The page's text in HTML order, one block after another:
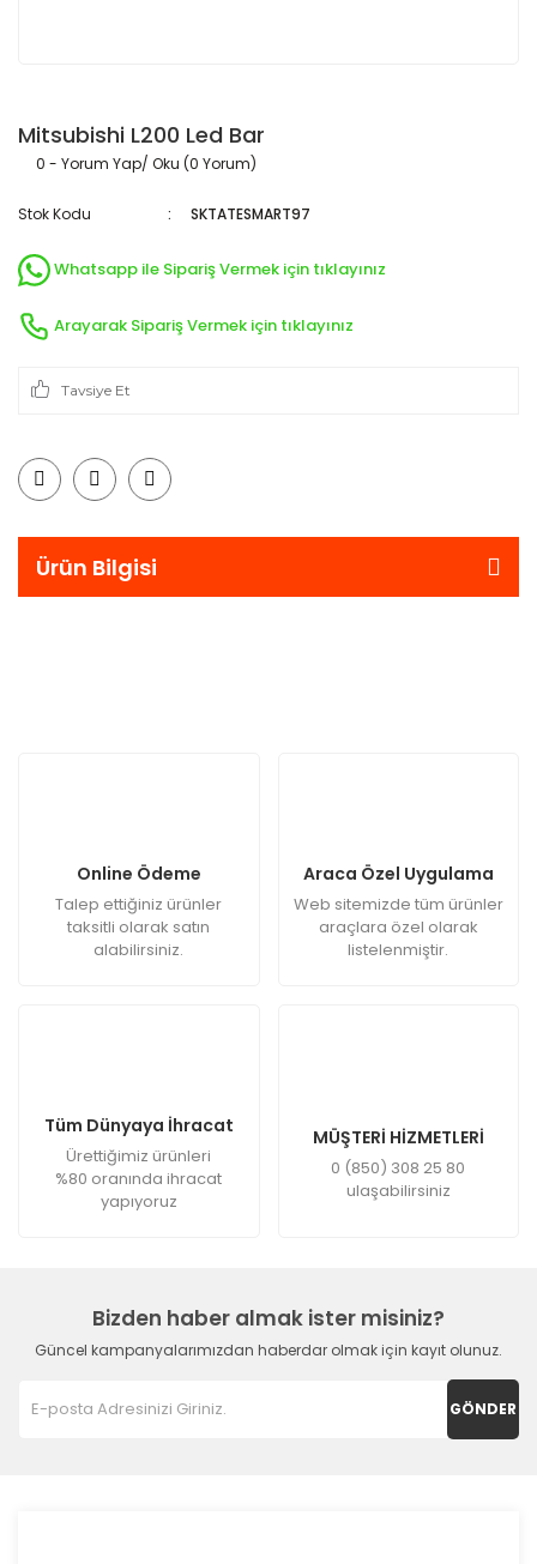
Mitsubishi L200 Led Bar
0 - Yorum Yap/ Oku (0 Yorum)
Stok Kodu SKTATESMART97
Whatsapp ile Sipariş Vermek için tıklayınız
Arayarak Sipariş Vermek için tıklayınız
Tavsiye Et
Ürün Bilgisi
Online Ödeme
Talep ettiğiniz ürünler
taksitli olarak satın
alabilirsiniz.
Araca Özel Uygulama
Web sitemizde tüm ürünler
araçlara özel olarak
listelenmiştir.
Tüm Dünyaya İhracat
Ürettiğimiz ürünleri
%80 oranında ihracat
yapıyoruz
MÜŞTERİ HİZMETLERİ
0 (850) 308 25 80
ulaşabilirsiniz
Bizden haber almak ister misiniz?
Güncel kampanyalarımızdan haberdar olmak için kayıt olunuz.
GÖNDER